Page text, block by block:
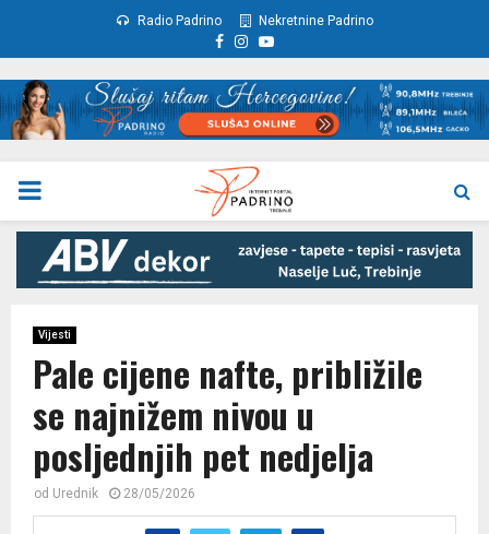
Radio Padrino Nekretnine Padrino
Facebook
Instagram
Youtube
PRIMARY
MENU
Vijesti
Pale cijene nafte, približile
se najnižem nivou u
posljednjih pet nedjelja
od Urednik 28/05/2026